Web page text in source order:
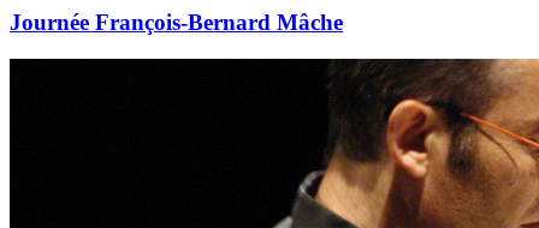
Journée François-Bernard Mâche